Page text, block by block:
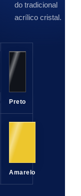
do tradicional
acrílico cristal.
Preto
Amarelo